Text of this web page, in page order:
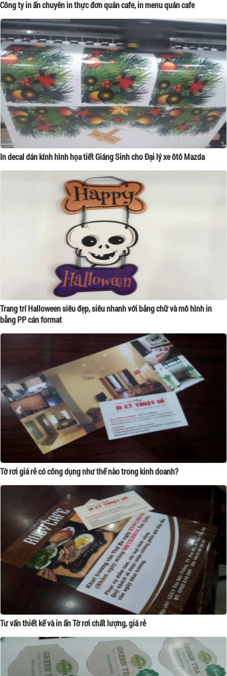
Công ty in ấn chuyên in thực đơn quán cafe, in menu quán cafe
In decal dán kính hình họa tiết Giáng Sinh cho Đại lý xe ôtô Mazda
Trang trí Halloween siêu đẹp, siêu nhanh với bảng chữ và mô hình in
bằng PP cán format
Tờ rơi giá rẻ có công dụng như thế nào trong kinh doanh?
Tư vấn thiết kế và in ấn Tờ rơi chất lượng, giá rẻ